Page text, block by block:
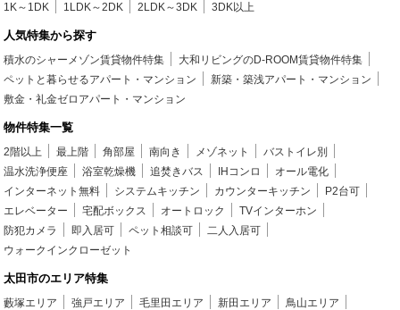
1K～1DK 1LDK～2DK 2LDK～3DK 3DK以上
人気特集から探す
積水のシャーメゾン賃貸物件特集
大和リビングのD-ROOM賃貸物件特集
ペットと暮らせるアパート・マンション
新築・築浅アパート・マンション
敷金・礼金ゼロアパート・マンション
物件特集一覧
2階以上 最上階 角部屋 南向き メゾネット
バストイレ別
温水洗浄便座
浴室乾燥機 追焚きバス IHコンロ
オール電化
インターネット無料
システムキッチン カウンターキッチン
P2台可
エレベーター
宅配ボックス オートロック
TVインターホン
防犯カメラ
即入居可 ペット相談可
二人入居可
ウォークインクローゼット
太田市のエリア特集
藪塚エリア 強戸エリア 毛里田エリア 新田エリア
鳥山エリア